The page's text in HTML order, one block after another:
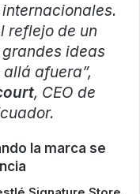
reflejo de un
ideas
afuera”,
, CEO de
la marca se